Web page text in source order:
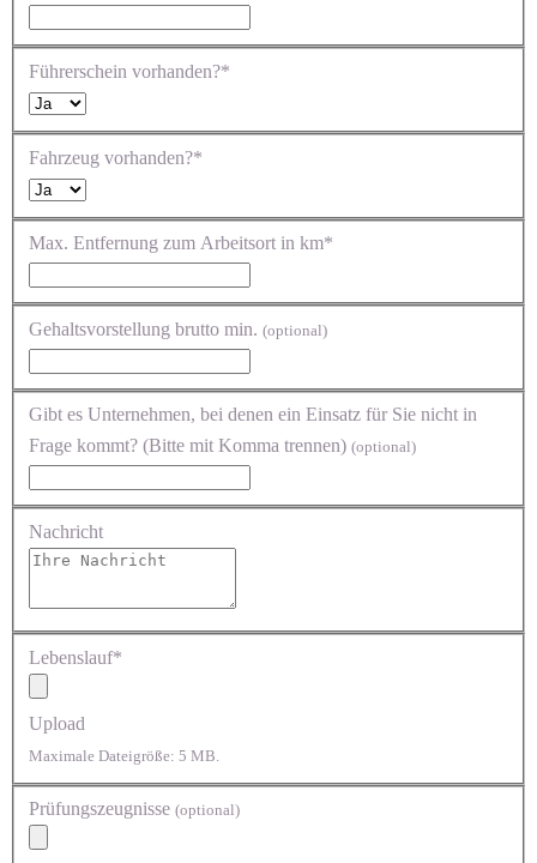
Führerschein vorhanden?*
Fahrzeug vorhanden?*
Max. Entfernung zum Arbeitsort in km*
Gehaltsvorstellung brutto min. (optional)
Gibt es Unternehmen, bei denen ein Einsatz für Sie nicht in
Frage kommt? (Bitte mit Komma trennen) (optional)
Nachricht
Lebenslauf*
Upload
Maximale Dateigröße: 5 MB.
Prüfungszeugnisse (optional)